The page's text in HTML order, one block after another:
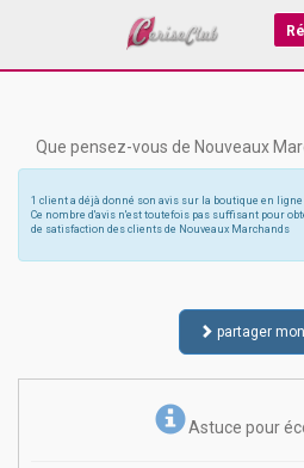
Que pensez-vous de Nouveaux
1 client a déjà donné son avis sur la boutique en
Ce nombre d'avis n'est toutefois pas suffisant pour
de satisfaction des clients de Nouveaux Marchands
partager
Astuce pour